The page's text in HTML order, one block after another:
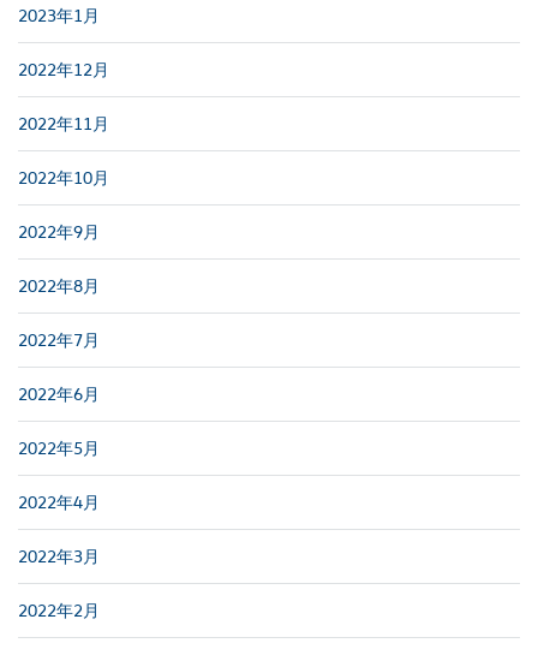
2023年1月
2022年12月
2022年11月
2022年10月
2022年9月
2022年8月
2022年7月
2022年6月
2022年5月
2022年4月
2022年3月
2022年2月